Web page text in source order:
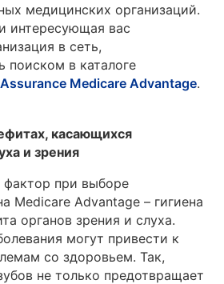
медицинских организаций.
интересующая вас
в сеть,
поиском в каталоге
Medicare Advantage.
касающихся
и зрения
при выборе
Medicare Advantage – гигиена
органов зрения и слуха.
могут привести к
со здоровьем. Так,
не только предотвращает